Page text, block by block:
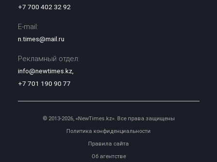
+7 700 402 32 92
E-mail:
n.times@mail.ru
Рекламный отдел:
info@newtimes.kz,
+7 701 190 90 77
© 2013-2026, «NewTimes.kz». Все права защищены
Политика конфиденциальности
Правила сайта
Об агентстве